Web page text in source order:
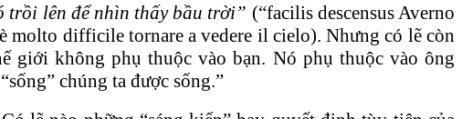
trồi lên để nhìn thấy bầu trời” (“facilis descensus Averno
è molto difficile tornare a vedere il cielo). Nhưng có lẽ còn
giới không phụ thuộc vào bạn. Nó phụ thuộc vào ông
chúng ta được sống.”